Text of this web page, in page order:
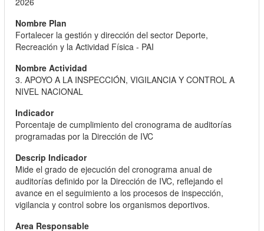
Fortalecer la gestión y dirección del sector Deporte,
Recreación y la Actividad Física - PAI
3. APOYO A LA INSPECCIÓN, VIGILANCIA Y CONTROL A
NIVEL NACIONAL
Porcentaje de cumplimiento del cronograma de auditorías
programadas por la Dirección de IVC
Mide el grado de ejecución del cronograma anual de
auditorías definido por la Dirección de IVC, reflejando el
avance en el seguimiento a los procesos de inspección,
vigilancia y control sobre los organismos deportivos.